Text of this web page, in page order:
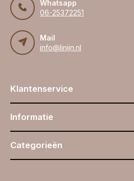
Whatsapp
06-25372251
Mail
info@linijn.nl
Klantenservice
Informatie
Categorieën